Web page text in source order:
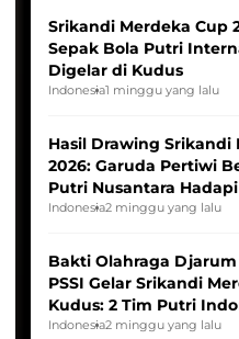
Srikandi Merdeka Cup
Sepak Bola Putri
Digelar di Kudus
Indonesia1 minggu yang lalu
Hasil Drawing Srikandi
2026: Garuda Pertiwi
Putri Nusantara
Indonesia2 minggu yang lalu
Bakti Olahraga
PSSI Gelar Srikandi
Kudus: 2 Tim Putri
Tim Asia
Indonesia2 minggu yang lalu